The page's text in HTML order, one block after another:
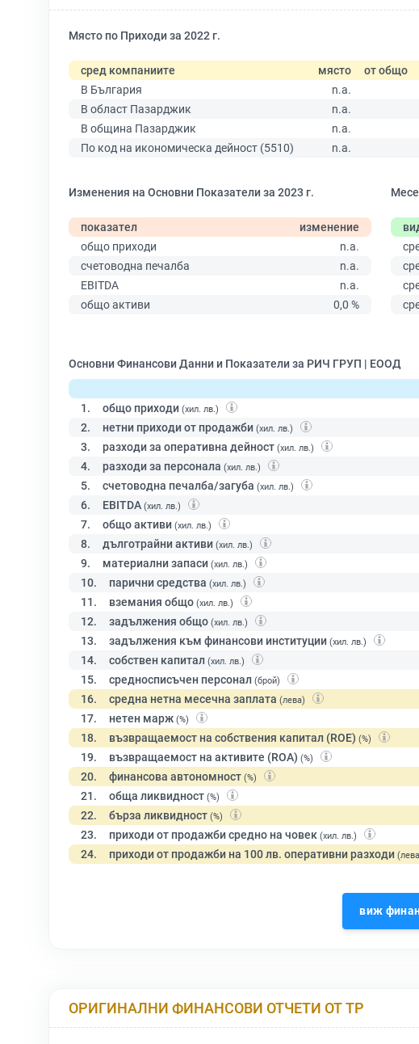
Място по Приходи за 2022 г.
сред компаниите място от общо
В България
n.a.
В област Пазарджик
n.a.
В община Пазарджик
n.a.
По код на икономическа дейност (5510)
n.a.
Изменения на Основни Показатели за 2023 г.
показател
изменение
общо приходи
n.a.
счетоводна печалба
n.a.
EBITDA
n.a.
общо активи
0,0 %
Основни Финансови Данни и Показатели за РИЧ ГРУП | ЕООД
1.
общо приходи (хил. лв.)
2. нетни приходи от продажби (хил. лв.)
3. разходи за оперативна дейност (хил. лв.)
4. разходи за персонала (хил. лв.)
5. счетоводна печалба/загуба (хил. лв.)
6. EBITDA (хил. лв.)
7. общо активи (хил. лв.)
8. дълготрайни активи (хил. лв.)
9. материални запаси (хил. лв.)
10. парични средства (хил. лв.)
11. вземания общо (хил. лв.)
12. задължения общо (хил. лв.)
13. задължения към финансови институции (хил. лв.)
14. собствен капитал (хил. лв.)
15. средносписъчен персонал (брой)
16. средна нетна месечна заплата (лева)
17. нетен марж (%)
18. възвращаемост на собствения капитал (ROE) (%)
19. възвращаемост на активите (ROA) (%)
20. финансова автономност (%)
21. обща ликвидност (%)
22. бърза ликвидност (%)
23. приходи от продажби средно на човек (хил. лв.)
24. приходи от продажби на 100 лв. оперативни разходи
виж
ОРИГИНАЛНИ ФИНАНСОВИ ОТЧЕТИ ОТ ТР